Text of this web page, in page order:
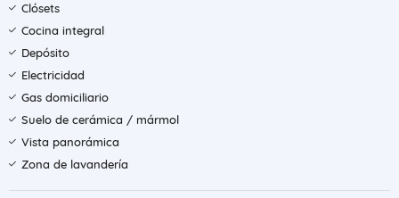
Clósets
Cocina integral
Depósito
Electricidad
Gas domiciliario
Suelo de cerámica / mármol
Vista panorámica
Zona de lavandería